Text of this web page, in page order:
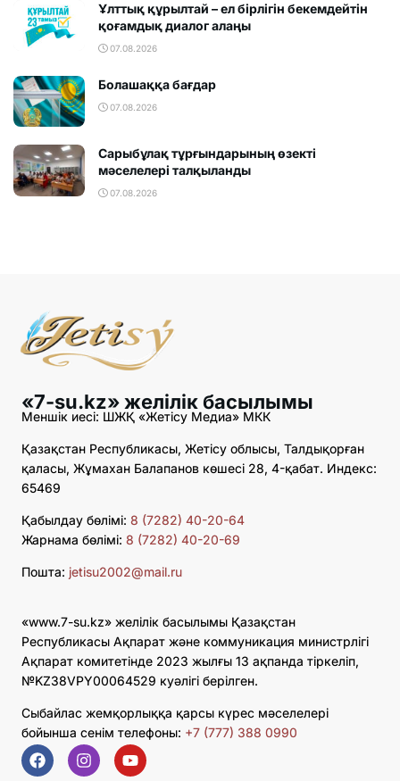
Ұлттық құрылтай – ел бірлігін бекемдейтін
қоғамдық диалог алаңы
07.08.2026
Болашаққа бағдар
07.08.2026
Сарыбұлақ тұрғындарының өзекті
мәселелері талқыланды
07.08.2026
«7-su.kz» желілік басылымы
Меншік иесі: ШЖҚ «Жетісу Медиа» МКК
Қазақстан Республикасы, Жетісу облысы, Талдықорған
қаласы, Жұмахан Балапанов көшесі 28, 4-қабат. Индекс:
65469
Қабылдау бөлімі: 8 (7282) 40-20-64
Жарнама бөлімі: 8 (7282) 40-20-69
Пошта: jetisu2002@mail.ru
«www.7-su.kz» желілік басылымы Қазақстан
Республикасы Ақпарат және коммуникация министрлігі
Ақпарат комитетінде 2023 жылғы 13 ақпанда тіркеліп,
№KZ38VPY00064529 куәлігі берілген.
Сыбайлас жемқорлыққа қарсы күрес мәселелері
бойынша сенім телефоны: +7 (777) 388 0990